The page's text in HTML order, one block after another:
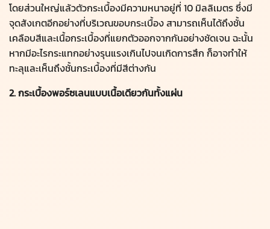
โดยส่วนใหญ่แล้วตัวกระเบื้องมีความหนาอยู่ที่ 10 มิลลิเมตร ซึ่งมี
จุดสังเกตอีกอย่างที่บริเวณขอบกระเบื้อง สามารถเห็นได้ถึงชั้น
เคลือบสีและเนื้อกระเบื้องที่แยกตัวออกจากกันอย่างชัดเจน ฉะนั้น
หากมีอะไรกระแทกอย่างรุนแรงเกินไปจนเกิดการสึก ก็อาจทำให้
ทะลุและเห็นถึงชั้นกระเบื้องที่มีสีต่างกัน
2. กระเบื้องพอร์ซเลนแบบเนื้อเดียวกันทั้งแผ่น